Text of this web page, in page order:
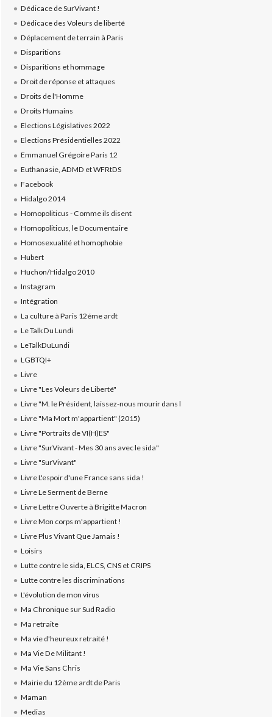
Dédicace de SurVivant !
Dédicace des Voleurs de liberté
Déplacement de terrain à Paris
Disparitions
Disparitions et hommage
Droit de réponse et attaques
Droits de l'Homme
Droits Humains
Elections Législatives 2022
Elections Présidentielles 2022
Emmanuel Grégoire Paris 12
Euthanasie, ADMD et WFRtDS
Facebook
Hidalgo 2014
Homopoliticus - Comme ils disent
Homopoliticus, le Documentaire
Homosexualité et homophobie
Hubert
Huchon/Hidalgo 2010
Instagram
Intégration
La culture à Paris 12éme ardt
Le Talk Du Lundi
LeTalkDuLundi
LGBTQI+
Livre
Livre "Les Voleurs de Liberté"
Livre "M. le Président, laissez-nous mourir dans l
Livre "Ma Mort m'appartient" (2015)
Livre "Portraits de VI(H)ES"
Livre "SurVivant - Mes 30 ans avec le sida"
Livre "SurVivant"
Livre L'espoir d'une France sans sida !
Livre Le Serment de Berne
Livre Lettre Ouverte à Brigitte Macron
Livre Mon corps m'appartient !
Livre Plus Vivant Que Jamais !
Loisirs
Lutte contre le sida, ELCS, CNS et CRIPS
Lutte contre les discriminations
L'évolution de mon virus
Ma Chronique sur Sud Radio
Ma retraite
Ma vie d'heureux retraité !
Ma Vie De Militant !
Ma Vie Sans Chris
Mairie du 12ème ardt de Paris
Maman
Medias